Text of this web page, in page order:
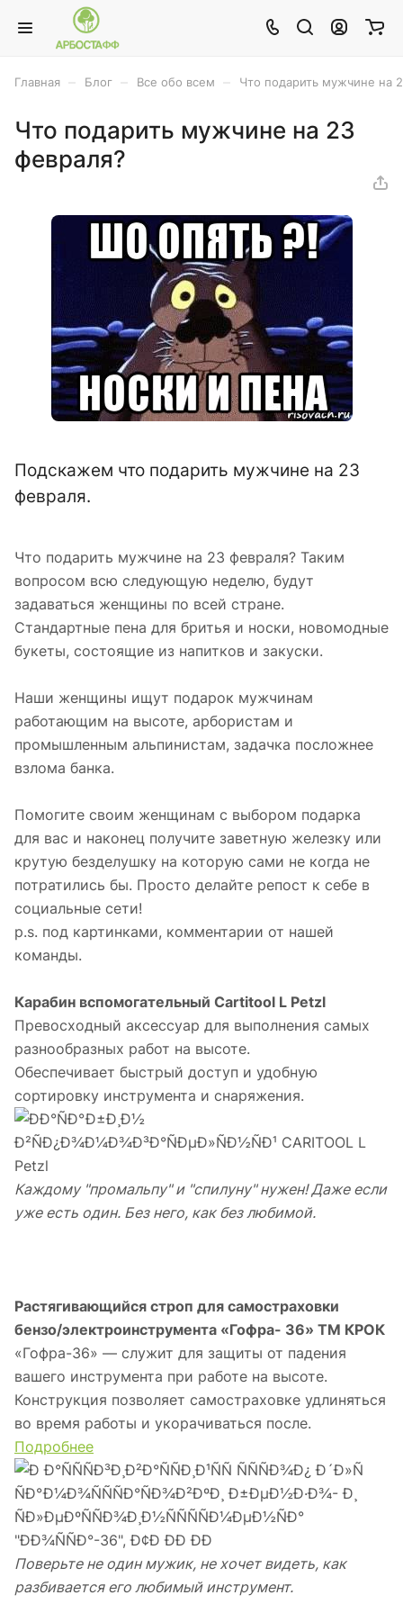
Главная Блог Все обо всем Что подарить мужчине на
Что подарить мужчине на 23
февраля?
Подскажем что подарить мужчине на 23
февраля.
Что подарить мужчине на 23 февраля? Таким
вопросом всю следующую неделю, будут
задаваться женщины по всей стране.
Стандартные пена для бритья и носки, новомодные
букеты, состоящие из напитков и закуски.
Наши женщины ищут подарок мужчинам
работающим на высоте, арбористам и
промышленным альпинистам, задачка посложнее
взлома банка.
Помогите своим женщинам с выбором подарка
для вас и наконец получите заветную железку или
крутую безделушку на которую сами не когда не
потратились бы. Просто делайте репост к себе в
социальные сети!
p.s. под картинками, комментарии от нашей
команды.
Карабин вспомогательный Cartitool L Petzl
Превосходный аксессуар для выполнения самых
разнообразных работ на высоте.
Обеспечивает быстрый доступ и удобную
сортировку инструмента и снаряжения.
Каждому "промальпу" и "спилуну" нужен! Даже если
уже есть один. Без него, как без любимой.
Растягивающийся строп для самостраховки
бензо/электроинструмента «Гофра- 36» ТМ КРОК
«Гофра-36» — служит для защиты от падения
вашего инструмента при работе на высоте.
Конструкция позволяет самостраховке удлиняться
во время работы и укорачиваться после.
Подробнее
Поверьте не один мужик, не хочет видеть, как
разбивается его любимый инструмент.